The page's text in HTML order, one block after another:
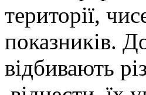
території,
показників.
відбивають